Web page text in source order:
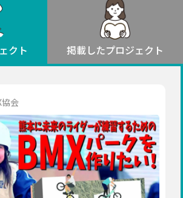
環境・エシカル
人権・マイノリティ
社会貢献
北海道・東北
北海道
宮城
秋田
山形
福島
群馬
千葉
石川
静岡 愛知
京都 大阪
兵庫
クト 掲載したプロジェクト
会